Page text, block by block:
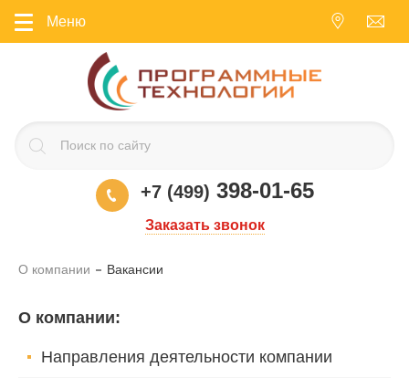
Меню
+7 (499) 398-01-65
Заказать звонок
О компании Вакансии
О компании:
Направления деятельности компании